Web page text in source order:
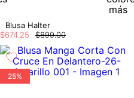
Blusa Halter
$899.00
$674.25
25%